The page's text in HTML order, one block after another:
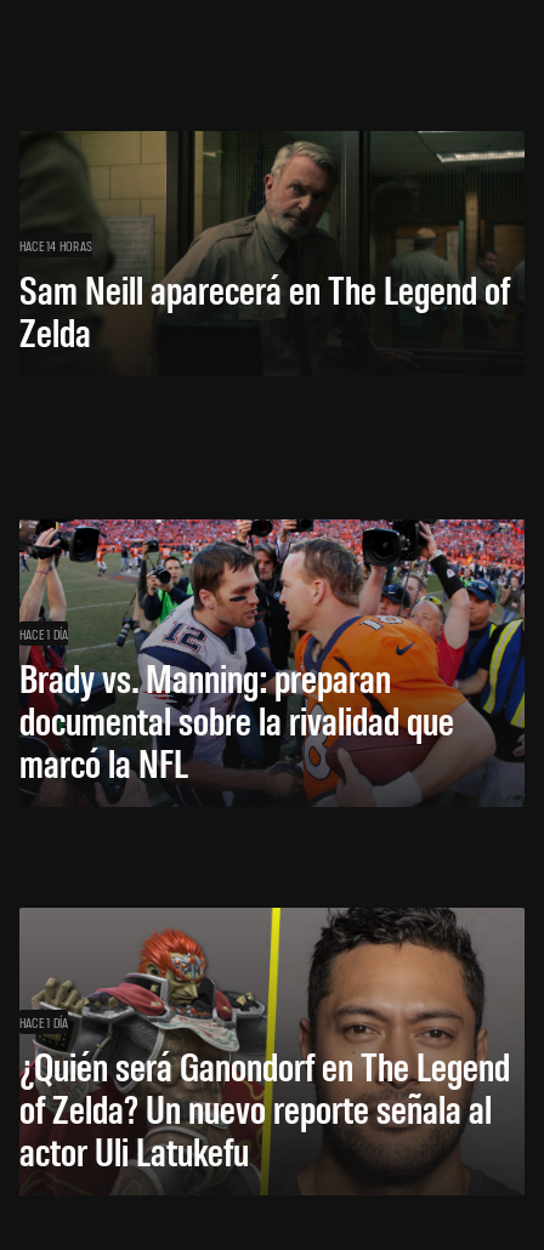
HACE 14 HORAS
Sam Neill aparecerá en The Legend of
Zelda
HACE 1 DÍA
Brady vs. Manning: preparan
documental sobre la rivalidad que
marcó la NFL
HACE 1 DÍA
¿Quién será Ganondorf en The Legend
of Zelda? Un nuevo reporte señala al
actor Uli Latukefu